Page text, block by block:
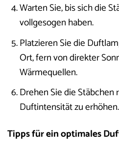
Warten Sie, bis sich die
vollgesogen haben.
Platzieren Sie die
Ort, fern von direkter
Wärmequellen.
Drehen Sie die
Duftintensität zu erhöhen.
Tipps für ein optimales